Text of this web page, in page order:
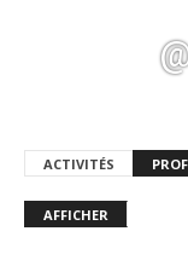
ACTIVITÉS
AFFICHER